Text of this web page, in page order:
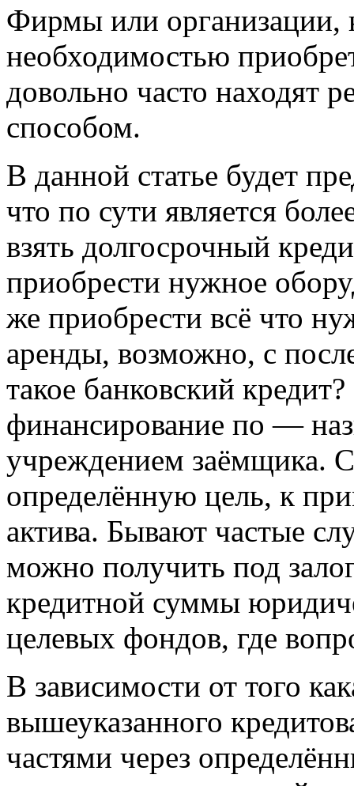
Фирмы или организации,
необходимостью
довольно часто находят
способом.
В данной статье будет
что по сути является
взять долгосрочный
приобрести нужное
же приобрести всё что
аренды, возможно, с
такое банковский
финансирование по —
учреждением заёмщика.
определённую цель, к
актива. Бывают частые
можно получить под
кредитной суммы
целевых фондов, где
В зависимости от того
вышеуказанного
частями через